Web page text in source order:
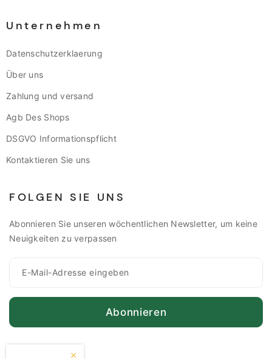
Unternehmen
Datenschutzerklaerung
Über uns
Zahlung und versand
Agb Des Shops
DSGVO Informationspflicht
Kontaktieren Sie uns
FOLGEN SIE UNS
Abonnieren Sie unseren wöchentlichen Newsletter, um keine
Neuigkeiten zu verpassen
Abonnieren